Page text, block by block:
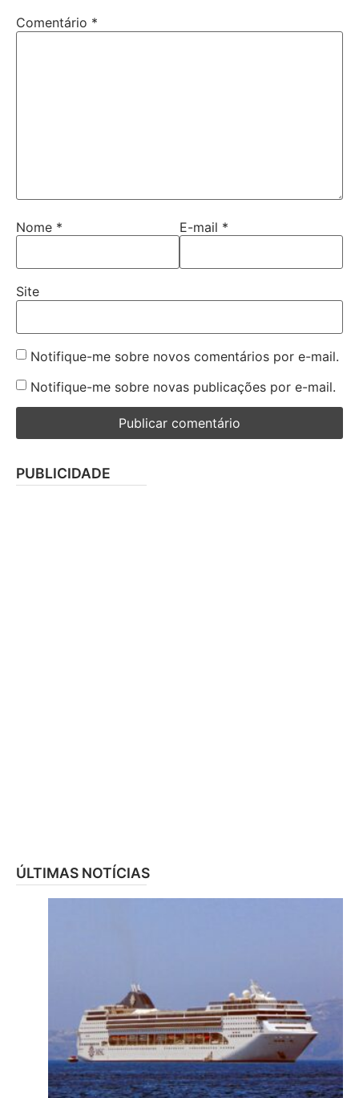
Comentário *
Nome * E-mail *
Site
Notifique-me sobre novos comentários por e-mail.
Notifique-me sobre novas publicações por e-mail.
PUBLICIDADE
ÚLTIMAS NOTÍCIAS